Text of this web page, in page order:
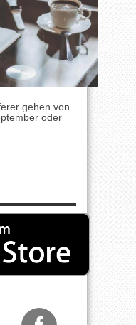
gehen von
oder